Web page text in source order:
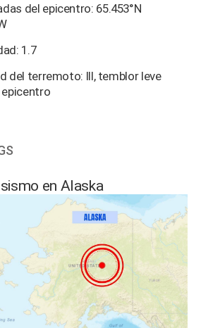
del epicentro: 65.453°N
1.7
del terremoto: III, temblor leve
en Alaska